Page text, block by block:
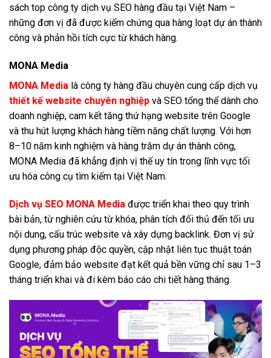
sách top công ty dịch vụ SEO hàng đầu tại Việt Nam –
những đơn vị đã được kiểm chứng qua hàng loạt dự án thành
công và phản hồi tích cực từ khách hàng.
MONA Media
MONA Media là công ty hàng đầu chuyên cung cấp dịch vụ
thiết kế website chuyên nghiệp và SEO tổng thể dành cho
doanh nghiệp, cam kết tăng thứ hạng website trên Google
và thu hút lượng khách hàng tiềm năng chất lượng. Với hơn
8–10 năm kinh nghiệm và hàng trăm dự án thành công,
MONA Media đã khẳng định vị thế uy tín trong lĩnh vực tối
ưu hóa công cụ tìm kiếm tại Việt Nam.
Dịch vụ SEO MONA Media được triển khai theo quy trình
bài bản, từ nghiên cứu từ khóa, phân tích đối thủ đến tối ưu
nội dung, cấu trúc website và xây dựng backlink. Đơn vị sử
dụng phương pháp độc quyền, cập nhật liên tục thuật toán
Google, đảm bảo website đạt kết quả bền vững chỉ sau 1–3
tháng triển khai và đi kèm báo cáo chi tiết hàng tháng.